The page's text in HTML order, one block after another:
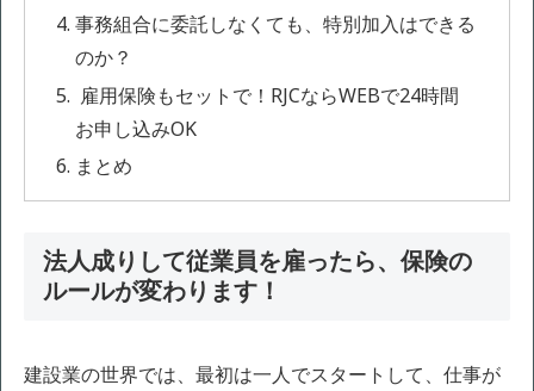
事務組合に委託しなくても、特別加入はできる
のか？
雇用保険もセットで！RJCならWEBで24時間
お申し込みOK
まとめ
法人成りして従業員を雇ったら、保険の
ルールが変わります！
建設業の世界では、最初は一人でスタートして、仕事が